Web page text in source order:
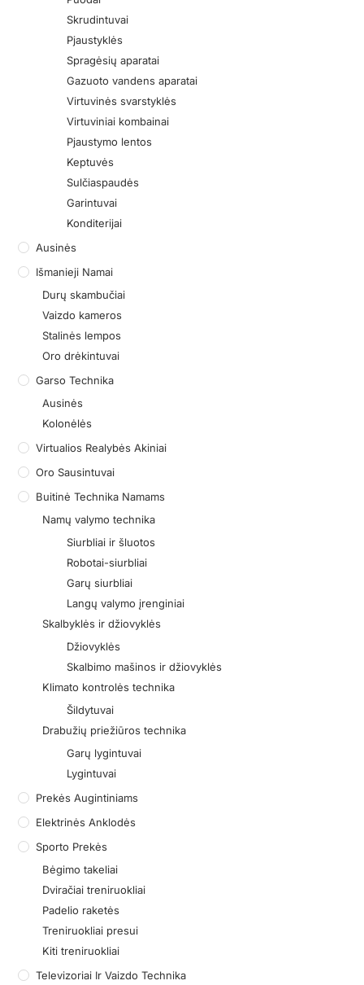
Skrudintuvai
Pjaustyklės
Spragėsių aparatai
Gazuoto vandens aparatai
Virtuvinės svarstyklės
Virtuviniai kombainai
Pjaustymo lentos
Keptuvės
Sulčiaspaudės
Garintuvai
Konditerijai
Ausinės
Išmanieji Namai
Durų skambučiai
Vaizdo kameros
Stalinės lempos
Oro drėkintuvai
Garso Technika
Ausinės
Kolonėlės
Virtualios Realybės Akiniai
Oro Sausintuvai
Buitinė Technika Namams
Namų valymo technika
Siurbliai ir šluotos
Robotai-siurbliai
Garų siurbliai
Langų valymo įrenginiai
Skalbyklės ir džiovyklės
Džiovyklės
Skalbimo mašinos ir džiovyklės
Klimato kontrolės technika
Šildytuvai
Drabužių priežiūros technika
Garų lygintuvai
Lygintuvai
Prekės Augintiniams
Elektrinės Anklodės
Sporto Prekės
Bėgimo takeliai
Dviračiai treniruokliai
Padelio raketės
Treniruokliai presui
Kiti treniruokliai
Televizoriai Ir Vaizdo Technika